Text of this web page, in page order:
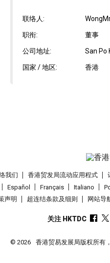
联络人:
职衔: 董事
公司地址: San Po
国家 / 地区: 香港
我们 香港贸发局流动应用程式
Español Français Italiano
声明 超连结条款及细则 网站导
关注 HKTDC
© 2026 香港贸易发展局版权所有